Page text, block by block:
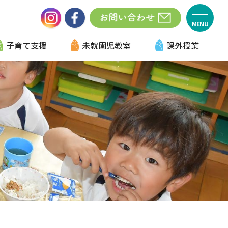
子育て支援 未就園児教室 課外授業